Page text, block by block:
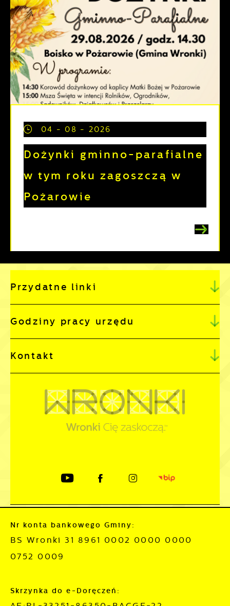
04 - 08 - 2026
Dożynki gminno-parafialne
w tym roku zagoszczą w
Pożarowie
Przydatne linki
Godziny pracy urzędu
Kontakt
Nr konta bankowego Gminy:
BS Wronki 31 8961 0002 0000 0000
0752 0009
Skrzynka do e-Doręczeń: